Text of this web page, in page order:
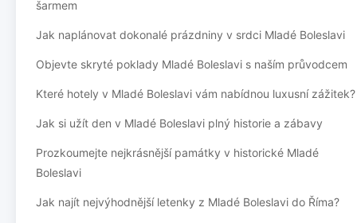
šarmem
Jak naplánovat dokonalé prázdniny v srdci Mladé Boleslavi
Objevte skryté poklady Mladé Boleslavi s naším průvodcem
Které hotely v Mladé Boleslavi vám nabídnou luxusní zážitek?
Jak si užít den v Mladé Boleslavi plný historie a zábavy
Prozkoumejte nejkrásnější památky v historické Mladé
Boleslavi
Jak najít nejvýhodnější letenky z Mladé Boleslavi do Říma?